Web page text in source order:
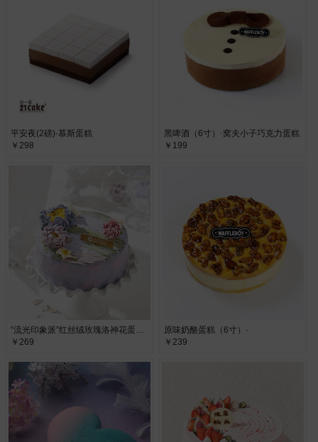
平安夜(2磅)·慕斯蛋糕
￥298
黑啤酒（6寸）·窝夫小子巧克力蛋糕
￥199
“流光印象派”红丝绒玫瑰洛神花蛋糕/6寸·
￥269
原味奶酪蛋糕（6寸）·
￥239